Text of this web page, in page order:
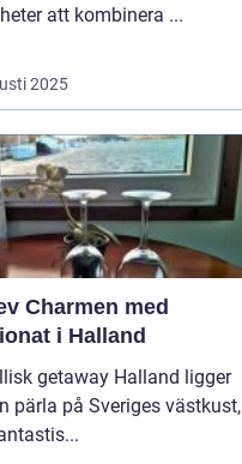
att kombinera ...
2025
Charmen med
i Halland
getaway Halland ligger
pärla på Sveriges västkust,